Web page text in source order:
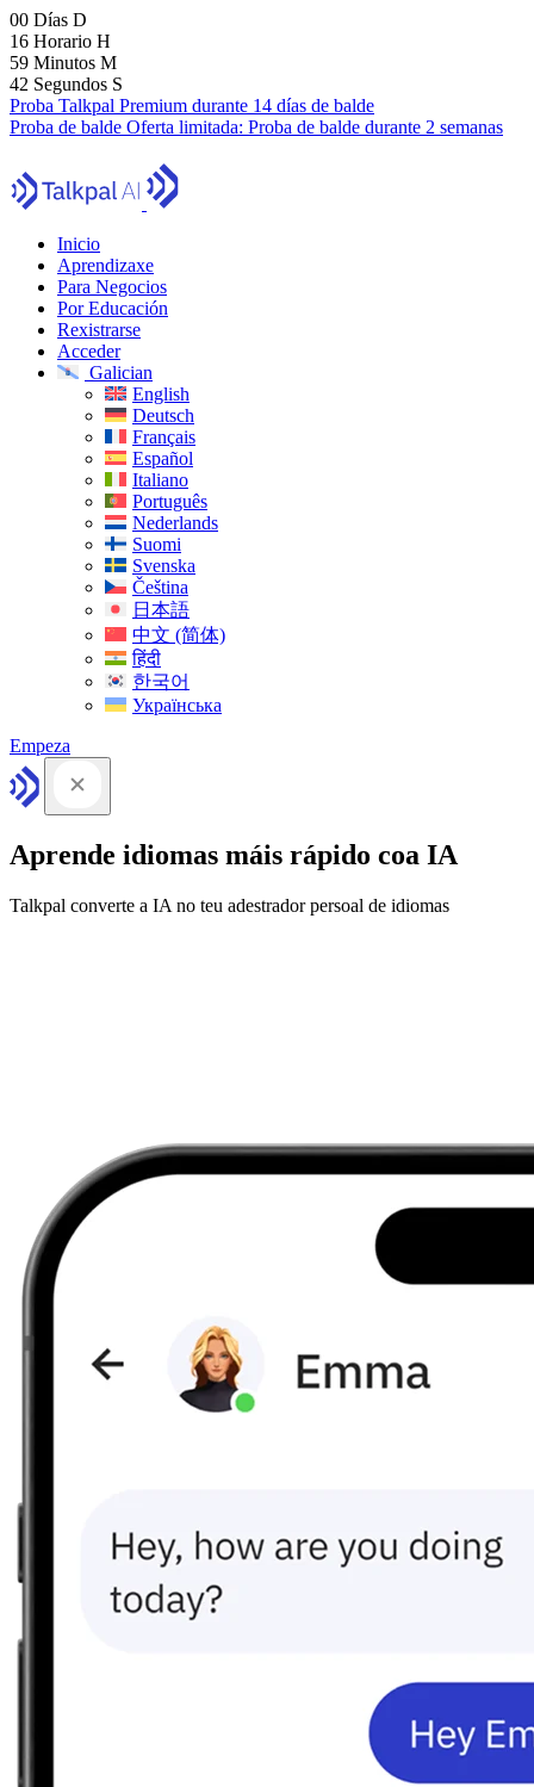
00 Días D
16 Horario H
59 Minutos M
41 Segundos S
Proba Talkpal Premium durante 14 días de balde
Proba de balde Oferta limitada: Proba de balde durante 2 semanas
Inicio
Aprendizaxe
Para Negocios
Por Educación
Rexistrarse
Acceder
Galician
English
Deutsch
Français
Español
Italiano
Português
Nederlands
Suomi
Svenska
Čeština
日本語
中文 (简体)
हिंदी
한국어
Українська
Empeza
Aprende idiomas máis rápido coa IA
Talkpal converte a IA no teu adestrador persoal de idiomas